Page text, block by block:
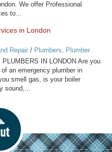
We offer Professional
to...
in London
Repair/ Plumbers, Plumber
PLUMBERS IN LONDON Are you
an emergency plumber in
smell gas, is your boiler
sound,...